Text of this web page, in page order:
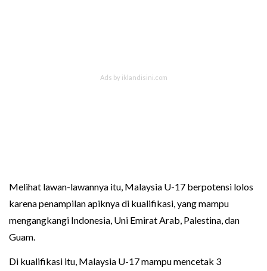
Melihat lawan-lawannya itu, Malaysia U-17 berpotensi lolos
karena penampilan apiknya di kualifikasi, yang mampu
mengangkangi Indonesia, Uni Emirat Arab, Palestina, dan
Guam.
Di kualifikasi itu, Malaysia U-17 mampu mencetak 3